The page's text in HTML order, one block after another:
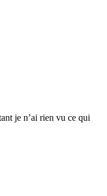
je n’ai rien vu ce qui